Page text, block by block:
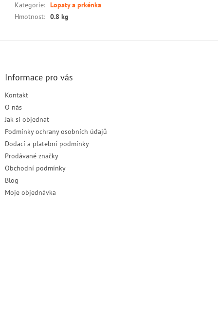
Kategorie: Lopaty a prkénka
Hmotnost: 0.8 kg
Informace pro vás
Kontakt
O nás
Jak si objednat
Podmínky ochrany osobních údajů
Dodací a platební podmínky
Prodávané značky
Obchodní podmínky
Blog
Moje objednávka